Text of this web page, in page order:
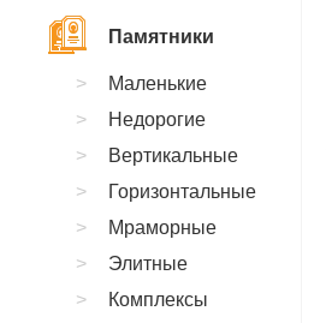
Памятники
Маленькие
Недорогие
Вертикальные
Горизонтальные
Мраморные
Элитные
Комплексы